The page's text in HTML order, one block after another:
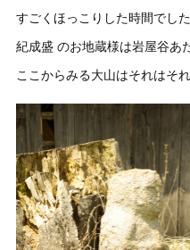
すごくほっこりした時間でした
紀成盛 のお地蔵様は岩屋谷あ
ここからみる大山はそれはそ